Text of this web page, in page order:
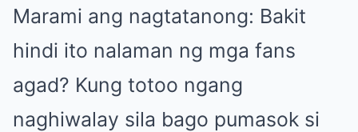
Marami ang nagtatanong: Bakit
hindi ito nalaman ng mga fans
agad? Kung totoo ngang
naghiwalay sila bago pumasok si